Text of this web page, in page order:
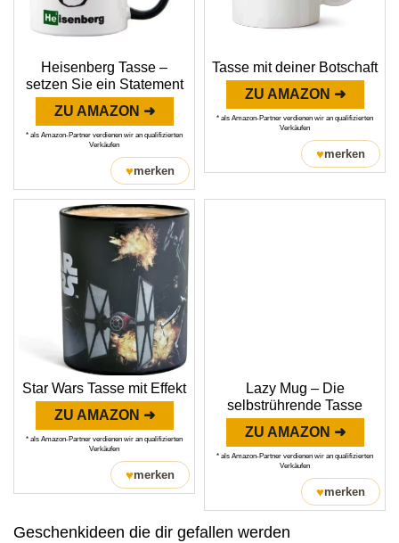
Heisenberg Tasse –
setzen Sie ein Statement
ZU AMAZON ➜
* als Amazon-Partner verdienen wir an qualifizierten
Verkäufen
♥merken
Tasse mit deiner Botschaft
ZU AMAZON ➜
* als Amazon-Partner verdienen wir an qualifizierten
Verkäufen
♥merken
Star Wars Tasse mit Effekt
ZU AMAZON ➜
* als Amazon-Partner verdienen wir an qualifizierten
Verkäufen
♥merken
Lazy Mug – Die
selbstrührende Tasse
ZU AMAZON ➜
* als Amazon-Partner verdienen wir an qualifizierten
Verkäufen
♥merken
Geschenkideen die dir gefallen werden